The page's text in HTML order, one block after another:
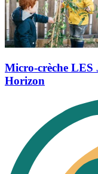
Micro-crèche LES
Horizon